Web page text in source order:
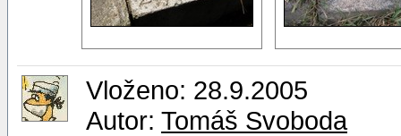
Vloženo: 28.9.2005
Autor: Tomáš Svoboda